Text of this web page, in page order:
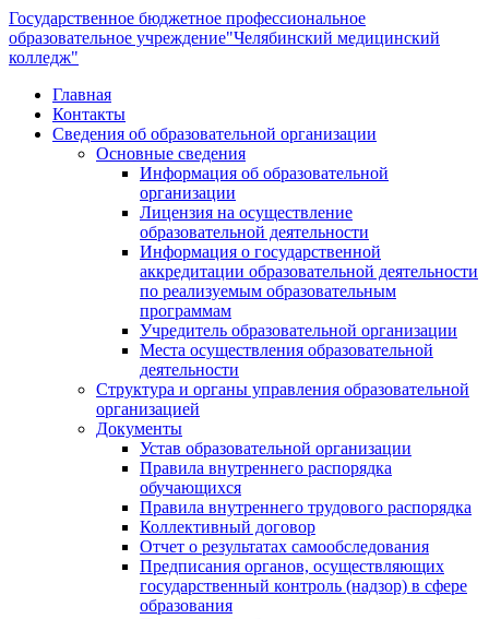
Государственное бюджетное профессиональное
образовательное учреждение"Челябинский медицинский
колледж"
Главная
Контакты
Сведения об образовательной организации
Основные сведения
Информация об образовательной
организации
Лицензия на осуществление
образовательной деятельности
Информация о государственной
аккредитации образовательной деятельности
по реализуемым образовательным
программам
Учредитель образовательной организации
Места осуществления образовательной
деятельности
Структура и органы управления образовательной
организацией
Документы
Устав образовательной организации
Правила внутреннего распорядка
обучающихся
Правила внутреннего трудового распорядка
Коллективный договор
Отчет о результатах самообследования
Предписания органов, осуществляющих
государственный контроль (надзор) в сфере
образования